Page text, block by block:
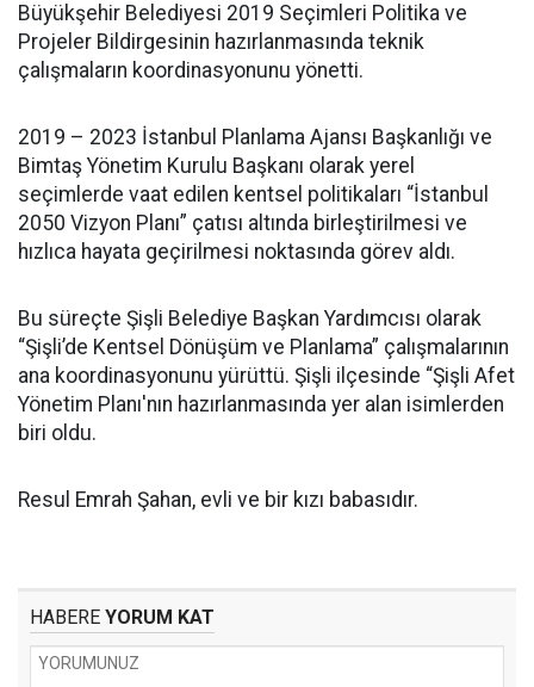
Büyükşehir Belediyesi 2019 Seçimleri Politika ve
Projeler Bildirgesinin hazırlanmasında teknik
çalışmaların koordinasyonunu yönetti.
2019 – 2023 İstanbul Planlama Ajansı Başkanlığı ve
Bimtaş Yönetim Kurulu Başkanı olarak yerel
seçimlerde vaat edilen kentsel politikaları “İstanbul
2050 Vizyon Planı” çatısı altında birleştirilmesi ve
hızlıca hayata geçirilmesi noktasında görev aldı.
Bu süreçte Şişli Belediye Başkan Yardımcısı olarak
“Şişli’de Kentsel Dönüşüm ve Planlama” çalışmalarının
ana koordinasyonunu yürüttü. Şişli ilçesinde “Şişli Afet
Yönetim Planı'nın hazırlanmasında yer alan isimlerden
biri oldu.
Resul Emrah Şahan, evli ve bir kızı babasıdır.
HABERE YORUM KAT